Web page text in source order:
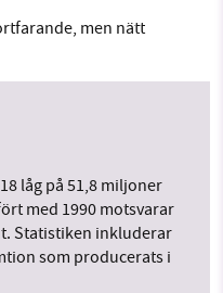
men nätt
låg på 51,8 miljoner
med 1990 motsvarar
Statistiken inkluderar
som producerats i